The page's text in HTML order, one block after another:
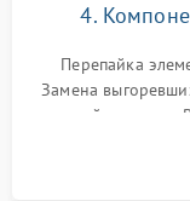
4.
Перепайка
Замена
хрупкой матрицы.